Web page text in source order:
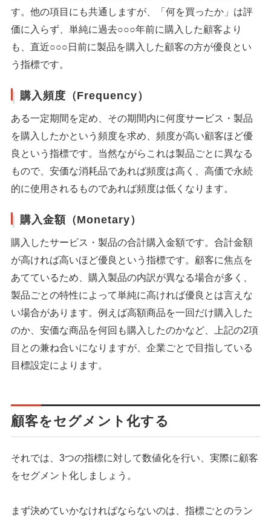
す。他の項目にも共通しますが、「何を買ったか」は評
価に入らず、単純に過去○○○年前に購入した顧客より
も、直近○○○日前に製品を購入した顧客の方が優良とい
う指標です。
購入頻度（Frequency）
ある一定期間を定め、その期間内に何度サービス・製品
を購入したかという頻度を求め、頻度が高い顧客ほど優
良という指標です。当然ながらこれは製品ごとに異なる
もので、安価な消耗品であれば頻度は高く、高価で永続
的に使用されるものであれば頻度は低くなります。
購入金額（Monetary）
購入したサービス・製品の合計購入金額です。合計金額
が高ければ高いほど優良という指標です。顧客に焦点を
あてているため、購入製品の内訳が異なる場合が多く、
製品ごとの特性によって単純に高ければ優良とは言えな
い場合があります。例えば高額商品を一回だけ購入した
のか、安価な商品を何回も購入したのかなど、上記の2項
目との兼ね合いになりますが、企業ごとで目指している
目標設定によります。
顧客をセグメント化する
それでは、3つの指標に対して数値化を行い、実際に顧客
をセグメント化しましょう。
まず決めていかなければならないのは、指標ごとのラン